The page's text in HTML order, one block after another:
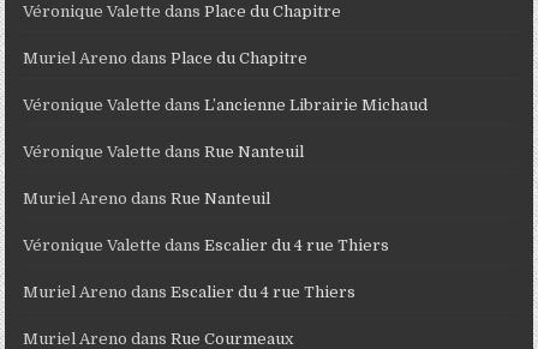
Véronique Valette dansPlace du Chapitre
Muriel Areno dansPlace du Chapitre
Véronique Valette dansL’ancienne Librairie Michaud
Véronique Valette dansRue Nanteuil
Muriel Areno dansRue Nanteuil
Véronique Valette dansEscalier du 4 rue Thiers
Muriel Areno dansEscalier du 4 rue Thiers
Muriel Areno dansRue Courmeaux